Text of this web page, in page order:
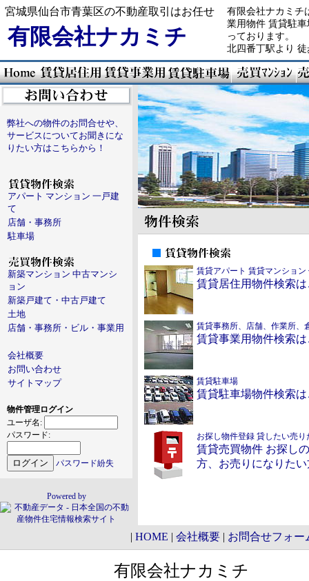
宮城県仙台市青葉区の不動産取引はお任せ
有限会社ナカミチ
有限会社ナカミチ
業用物件 賃貸駐
っております。
北四番丁駅より
弊社への物件のお問合せや、
サービスについてお聞きにな
りたい方はこちらから！
アパート マンション 一戸建
て
店舗・事務所
駐車場
新築マンション 中古マンシ
ョン
新築戸建て・中古戸建て
土地
店舗・事務所・ビル・事業用
会社概要
お問い合わせ
サイトマップ
物件管理ログイン
ユーザ名:
パスワード:
パスワード紛失
Powered by
賃貸アパート 賃貸マンション
賃貸居住用物件検索
賃貸事務所、店舗、作業所、
賃貸事業用物件検索
賃貸駐車場
賃貸駐車場物件検索
お探し物件登録 貸したい売
賃貸売買物件 お探し
方、お売りになりた
| HOME | 会社概要 | お問合せフォー
有限会社ナカミチ